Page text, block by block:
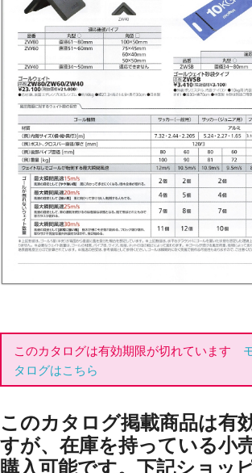
このカタログは有効期限が切れています
タログはこちら
このカタログ掲載商品は有
すが、在庫を持っている小
購入可能です。下記ショッ